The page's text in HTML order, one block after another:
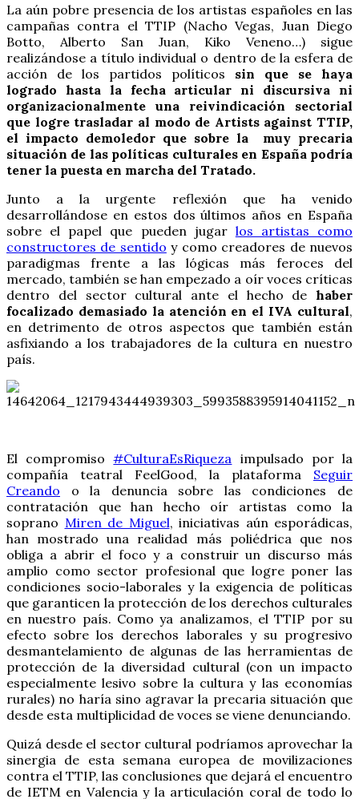
La aún pobre presencia de los artistas españoles en las
campañas contra el TTIP (Nacho Vegas, Juan Diego
Botto, Alberto San Juan, Kiko Veneno…) sigue
realizándose a título individual o dentro de la esfera de
acción de los partidos políticos sin que se haya
logrado hasta la fecha articular ni discursiva ni
organizacionalmente una reivindicación sectorial
que logre trasladar al modo de Artists against TTIP,
el impacto demoledor que sobre la muy precaria
situación de las políticas culturales en España podría
tener la puesta en marcha del Tratado.
Junto a la urgente reflexión que ha venido
desarrollándose en estos dos últimos años en España
sobre el papel que pueden jugar los artistas como
constructores de sentido y como creadores de nuevos
paradigmas frente a las lógicas más feroces del
mercado, también se han empezado a oír voces críticas
dentro del sector cultural ante el hecho de haber
focalizado demasiado la atención en el IVA cultural,
en detrimento de otros aspectos que también están
asfixiando a los trabajadores de la cultura en nuestro
país.
El compromiso#CulturaEsRiqueza impulsado por la
compañía teatral FeelGood, la plataforma Seguir
Creando o la denuncia sobre las condiciones de
contratación que han hecho oír artistas como la
soprano Miren de Miguel, iniciativas aún esporádicas,
han mostrado una realidad más poliédrica que nos
obliga a abrir el foco y a construir un discurso más
amplio como sector profesional que logre poner las
condiciones socio-laborales y la exigencia de políticas
que garanticen la protección de los derechos culturales
en nuestro país. Como ya analizamos, el TTIP por su
efecto sobre los derechos laborales y su progresivo
desmantelamiento de algunas de las herramientas de
protección de la diversidad cultural (con un impacto
especialmente lesivo sobre la cultura y las economías
rurales) no haría sino agravar la precaria situación que
desde esta multiplicidad de voces se viene denunciando.
Quizá desde el sector cultural podríamos aprovechar la
sinergia de esta semana europea de movilizaciones
contra el TTIP, las conclusiones que dejará el encuentro
de IETM en Valencia y la articulación coral de todo lo